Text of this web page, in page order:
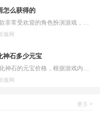
怎么获得的
服网
神石多少元宝
服网